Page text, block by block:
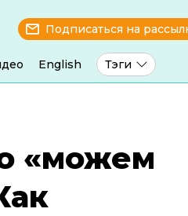
Подписаться на
English Тэги
«можем